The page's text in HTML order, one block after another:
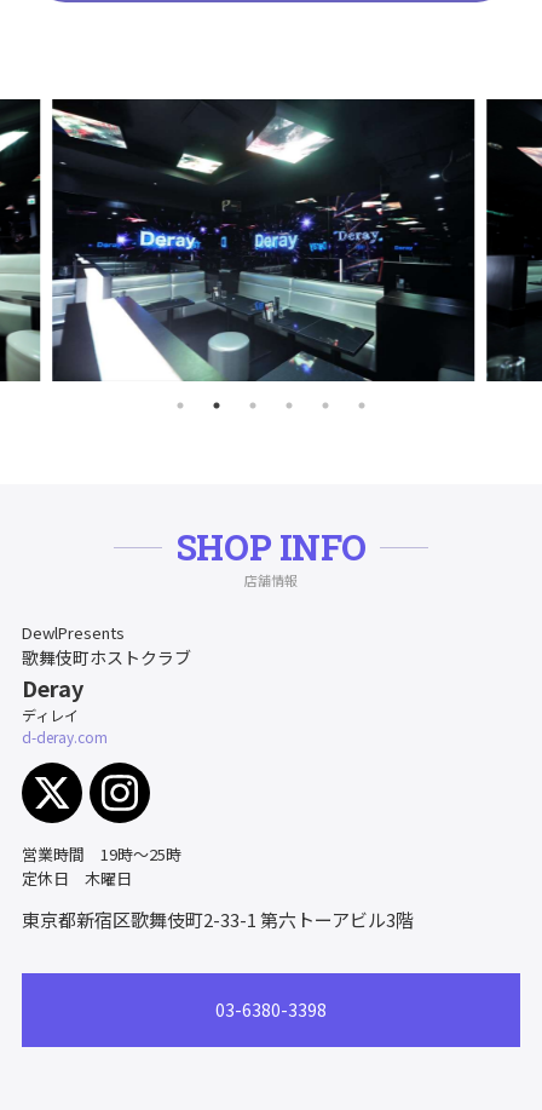
SHOP INFO
店舗情報
DewlPresents
歌舞伎町ホストクラブ
Deray
ディレイ
d-deray.com
営業時間 19時〜25時
定休日 木曜日
東京都新宿区歌舞伎町2-33-1 第六トーアビル3階
03-6380-3398